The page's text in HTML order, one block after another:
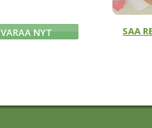
VARAA NYT SAA